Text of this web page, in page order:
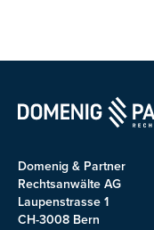
Domenig & Partner
Rechtsanwälte AG
Laupenstrasse 1
CH-3008 Bern